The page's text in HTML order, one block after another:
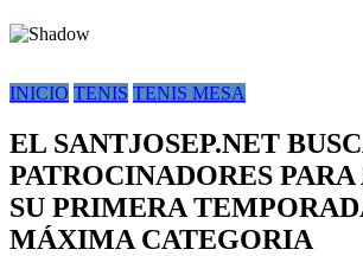
INICIO TENIS TENIS MESA
EL SANTJOSEP.NET
PATROCINADORES
SU PRIMERA
MÁXIMA CATEGORIA